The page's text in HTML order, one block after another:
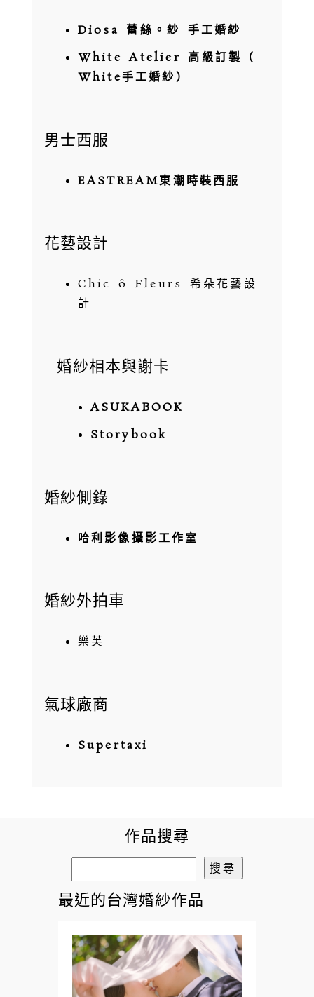
Diosa 蕾絲。紗 手工婚紗
White Atelier 高級訂製（
White手工婚紗）
男士西服
EASTREAM東潮時裝西服
花藝設計
Chic ô Fleurs 希朵花藝設
計
婚紗相本與謝卡
ASUKABOOK
Storybook
婚紗側錄
哈利影像攝影工作室
婚紗外拍車
樂芙
氣球廠商
Supertaxi
作品搜尋
尋
關
字:
最近的台灣婚紗作品